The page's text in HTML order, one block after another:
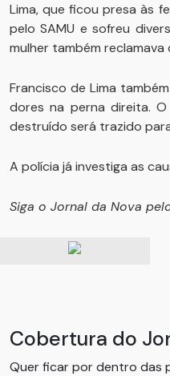
Lima, que ficou presa às
pelo SAMU e sofreu
mulher também
Francisco de Lima
dores na perna direita.
destruído será trazido
A polícia já investiga as
Siga o Jornal da Nova
Cobertura do
Quer ficar por dentro das